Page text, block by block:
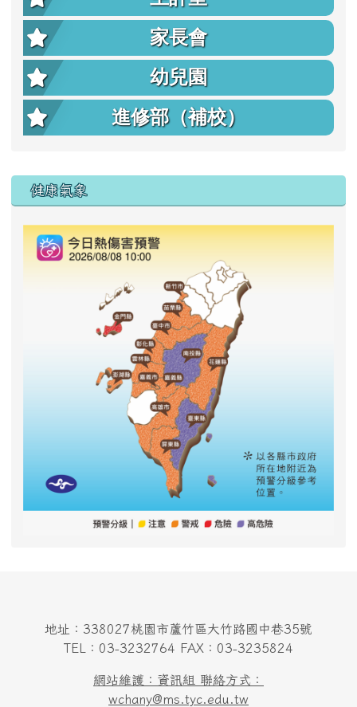
家長會
幼兒園
進修部（補校）
右邊區域內容
健康氣象
地址：338027桃園市蘆竹區大竹路國中巷35號
TEL：03-3232764 FAX：03-3235824
網站維護：資訊組 聯絡方式：
wchany@ms.tyc.edu.tw